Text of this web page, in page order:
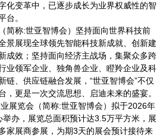
化变革中，已逐步成长为业界权威性的智
台。
简称:世亚智博会）坚持面向世界科技前
景展现全球领先智能科技新成就、创新建
成效；坚持面向经济主战场，集聚众多跨
业领军企业、独角兽企业、瞪羚企业及科
链、供应链融合发展，“世亚智博会”不仅
，更是一次交流思想、启迪未来的盛宴。
展览会（简称:世亚智博会）拟于2026年
办，展览总面积预计达3.5万平方米，展
家展商参展，为期3天的展会预计接待来